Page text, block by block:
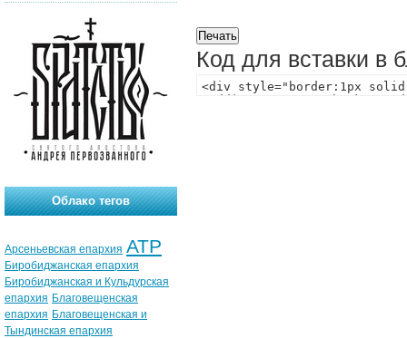
Код для вставки в
Облако тегов
Арсеньевская епархия АТР
Биробиджанская епархия
Биробиджанская и Кульдурская
епархия Благовещенская
епархия Благовещенская и
Тындинская епархия